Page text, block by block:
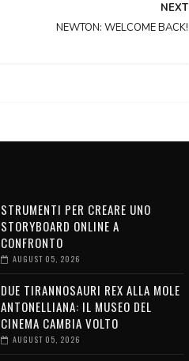
NEXT
NEWTON: WELCOME BACK!
STRUMENTI PER CREARE UNO
STORYBOARD ONLINE A
CONFRONTO
AUGUST 05, 2026
DUE TIRANNOSAURI REX ALLA MOLE
ANTONELLIANA: IL MUSEO DEL
CINEMA CAMBIA VOLTO
AUGUST 05, 2026